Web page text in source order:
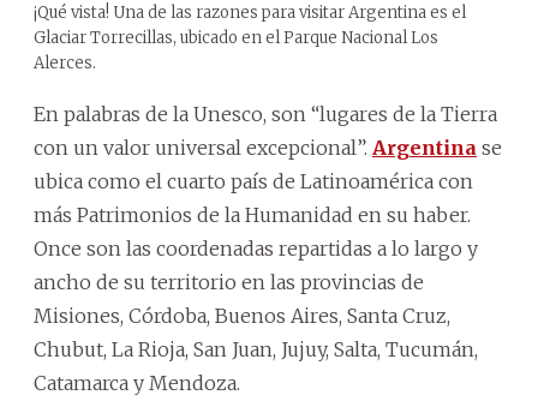
¡Qué vista! Una de las razones para visitar Argentina es el
Glaciar Torrecillas, ubicado en el Parque Nacional Los
Alerces.
En palabras de la Unesco, son “lugares de la Tierra
con un valor universal excepcional”. Argentina se
ubica como el cuarto país de Latinoamérica con
más Patrimonios de la Humanidad en su haber.
Once son las coordenadas repartidas a lo largo y
ancho de su territorio en las provincias de
Misiones, Córdoba, Buenos Aires, Santa Cruz,
Chubut, La Rioja, San Juan, Jujuy, Salta, Tucumán,
Catamarca y Mendoza.